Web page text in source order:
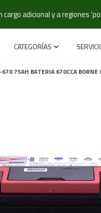
adicional y a regiones
CATEGORÍAS
75AH BATERIA 670CCA BORNE